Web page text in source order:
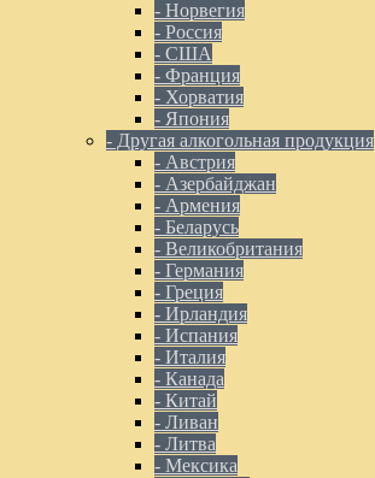
- Норвегия
- Россия
- США
- Франция
- Хорватия
- Япония
- Другая алкогольная продукция
- Австрия
- Азербайджан
- Армения
- Беларусь
- Великобритания
- Германия
- Греция
- Ирландия
- Испания
- Италия
- Канада
- Китай
- Ливан
- Литва
- Мексика